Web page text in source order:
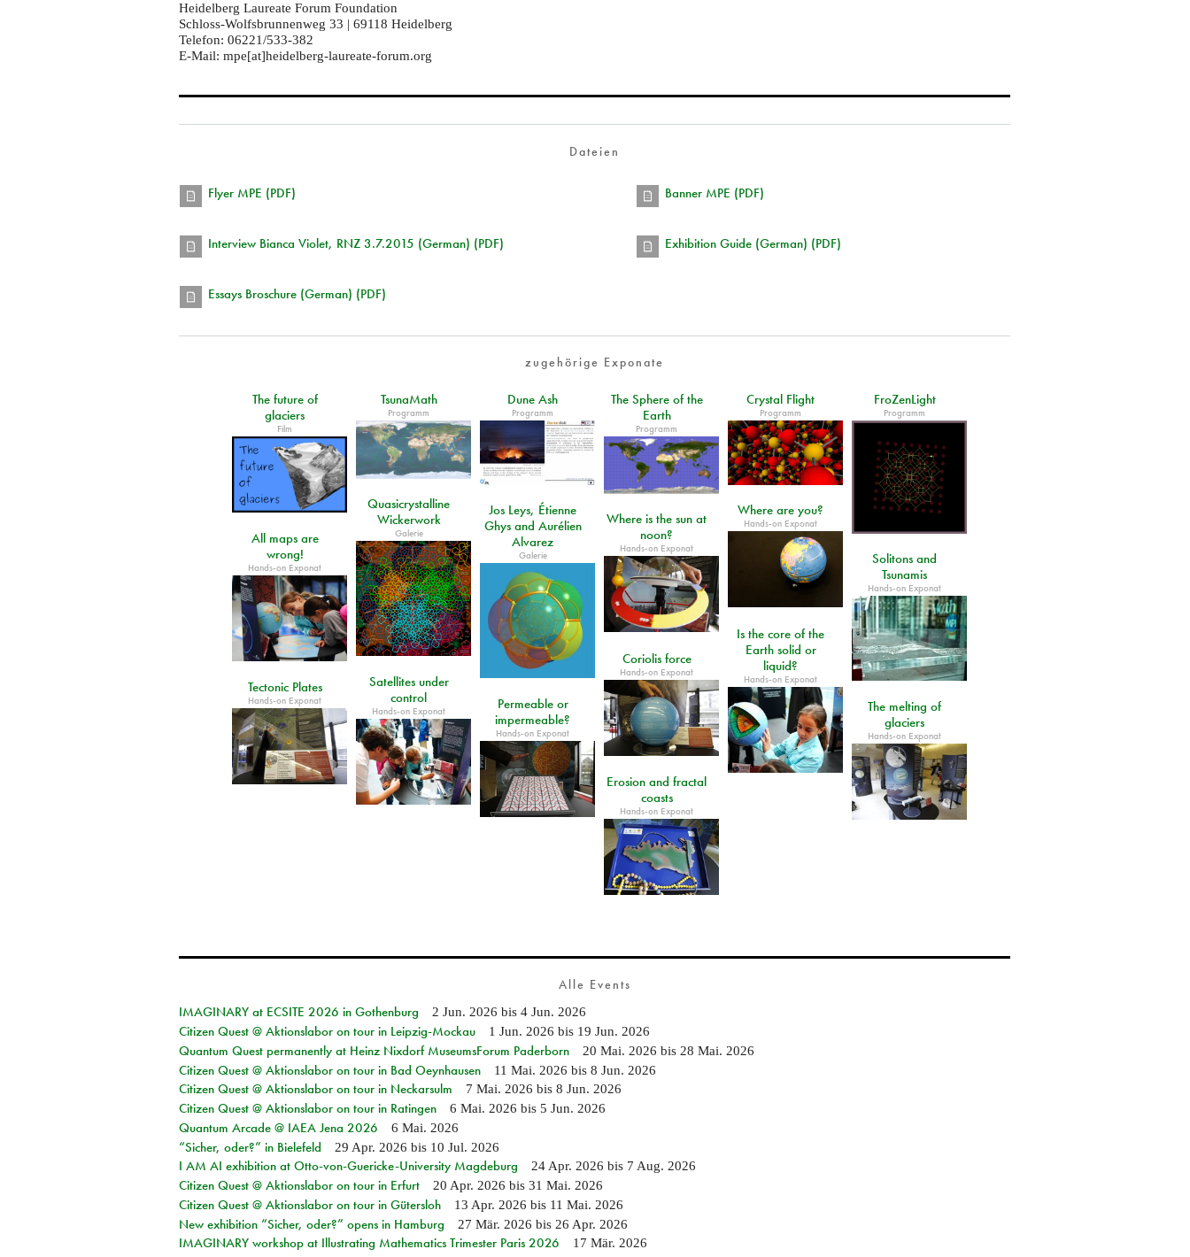
Heidelberg Laureate Forum Foundation
Schloss-Wolfsbrunnenweg 33 | 69118 Heidelberg
Telefon: 06221/533-382
E-Mail: mpe[at]heidelberg-laureate-forum.org
Dateien
Flyer MPE (PDF) Banner MPE (PDF)
Interview Bianca Violet, RNZ 3.7.2015 (German) (PDF) Exhibition Guide (German) (PDF)
Essays Broschure (German) (PDF)
zugehörige Exponate
The future of
glaciers
Film
TsunaMath
Programm
Dune Ash
Programm
The Sphere of the
Earth
Programm
Crystal Flight
Programm
FroZenLight
Programm
Quasicrystalline
Wickerwork
Galerie
Jos Leys, Étienne
Ghys and Aurélien
Alvarez
Galerie
Where are you?
Hands-on Exponat
Where is the sun at
noon?
Hands-on Exponat
All maps are
wrong!
Hands-on Exponat
Solitons and
Tsunamis
Hands-on Exponat
Is the core of the
Earth solid or
liquid?
Hands-on Exponat
Coriolis force
Hands-on Exponat
Satellites under
control
Hands-on Exponat
Tectonic Plates
Hands-on Exponat
Permeable or
impermeable?
Hands-on Exponat
The melting of
glaciers
Hands-on Exponat
Erosion and fractal
coasts
Hands-on Exponat
Alle Events
IMAGINARY at ECSITE 2026 in Gothenburg
2 Jun. 2026 bis 4 Jun. 2026
Citizen Quest @ Aktionslabor on tour in Leipzig-Mockau 1 Jun. 2026 bis 19 Jun. 2026
Quantum Quest permanently at Heinz Nixdorf MuseumsForum Paderborn 20 Mai. 2026 bis 28 Mai. 2026
Citizen Quest @ Aktionslabor on tour in Bad Oeynhausen 11 Mai. 2026 bis 8 Jun. 2026
Citizen Quest @ Aktionslabor on tour in Neckarsulm 7 Mai. 2026 bis 8 Jun. 2026
Citizen Quest @ Aktionslabor on tour in Ratingen 6 Mai. 2026 bis 5 Jun. 2026
Quantum Arcade @ IAEA Jena 2026 6 Mai. 2026
“Sicher, oder?” in Bielefeld 29 Apr. 2026 bis 10 Jul. 2026
I AM AI exhibition at Otto-von-Guericke-University Magdeburg 24 Apr. 2026 bis 7 Aug. 2026
Citizen Quest @ Aktionslabor on tour in Erfurt 20 Apr. 2026 bis 31 Mai. 2026
Citizen Quest @ Aktionslabor on tour in Gütersloh 13 Apr. 2026 bis 11 Mai. 2026
New exhibition “Sicher, oder?” opens in Hamburg 27 Mär. 2026 bis 26 Apr. 2026
IMAGINARY workshop at Illustrating Mathematics Trimester Paris 2026 17 Mär. 2026